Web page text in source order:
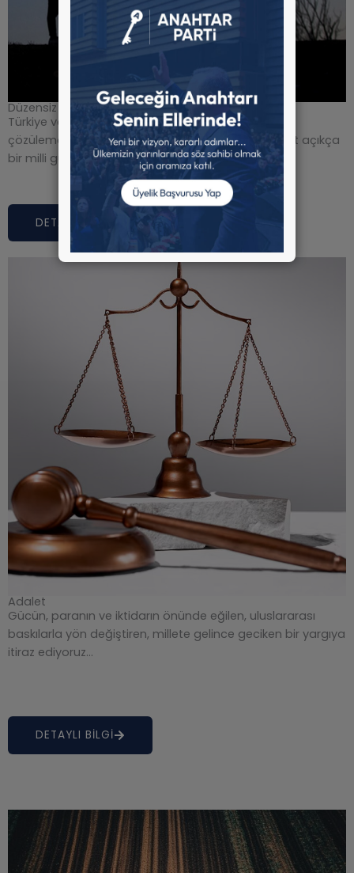
Düzensiz Göç
Türkiye ve Türk milletinin bugün ve ivedi bir şekilde
çözülememesi halinde karşı karşıya kalacağı tehdit açıkça
bir milli güvenlik ve ulusal varlık tehdididir…
DETAYLI BİLGİ
Adalet
Gücün, paranın ve iktidarın önünde eğilen, uluslararası
baskılarla yön değiştiren, millete gelince geciken bir yargıya
itiraz ediyoruz…
DETAYLI BİLGİ